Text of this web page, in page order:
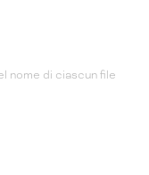
nome di ciascun file